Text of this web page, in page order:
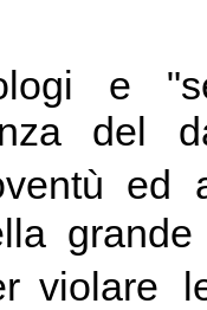
e
del
ed
grande
violare